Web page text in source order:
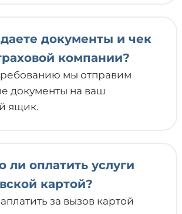
документы и чек
компании?
мы отправим
документы на ваш
ящик.
ли оплатить услуги
картой?
за вызов картой